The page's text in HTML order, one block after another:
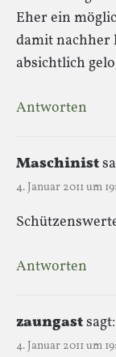
Eher ein
damit nachher
absichtlich
Antworten
Maschinist
4. Januar 2011 um
Antworten
zaungastsagt:
4. Januar 2011 um